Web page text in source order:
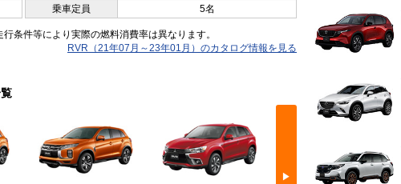
乗車定員 5名
条件等により実際の燃料消費率は異なります。
RVR（21年07月～23年01月）のカタログ情報を見る
▶